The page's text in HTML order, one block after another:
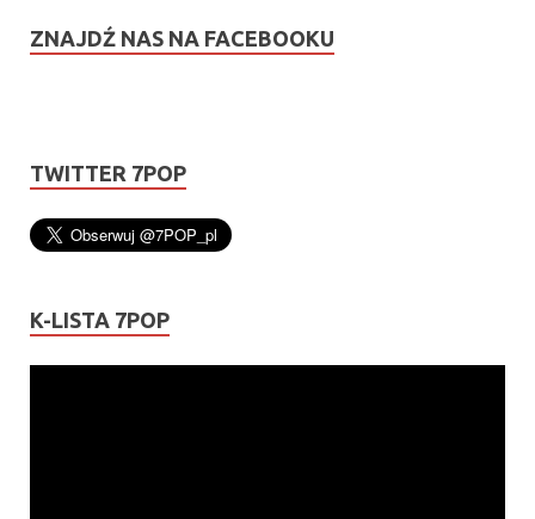
ZNAJDŹ NAS NA FACEBOOKU
TWITTER 7POP
K-LISTA 7POP